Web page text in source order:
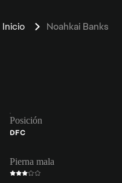
Inicio Noahkai Banks
Posición
DFC
Pierna mala